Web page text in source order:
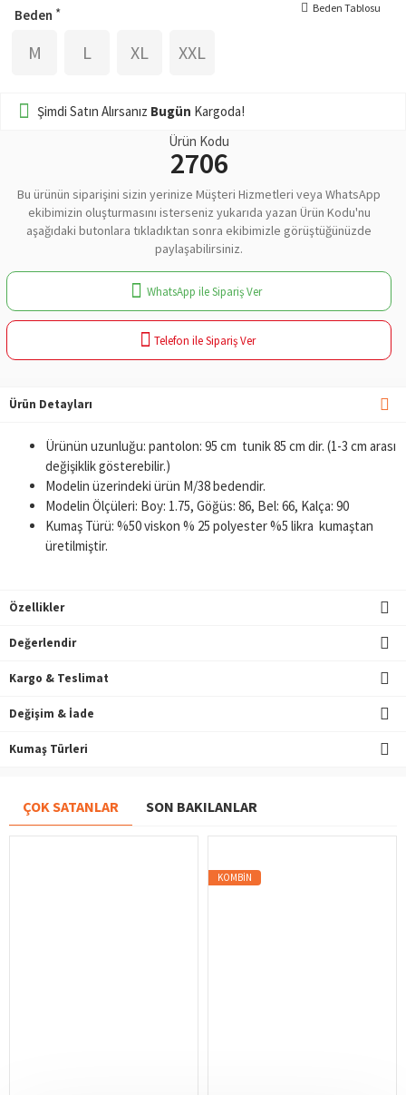
Beden
M L XL XXL
Beden Tablosu
Şimdi Satın Alırsanız Bugün Kargoda!
Ürün Kodu
2706
Bu ürünün siparişini sizin yerinize Müşteri Hizmetleri veya WhatsApp
ekibimizin oluşturmasını isterseniz yukarıda yazan Ürün Kodu'nu
aşağıdaki butonlara tıkladıktan sonra ekibimizle görüştüğünüzde
paylaşabilirsiniz.
WhatsApp ile Sipariş Ver
Telefon ile Sipariş Ver
Ürün Detayları
Ürünün uzunluğu: pantolon: 95 cm tunik 85 cm dir. (1-3 cm arası
değişiklik gösterebilir.)
Modelin üzerindeki ürün M/38 bedendir.
Modelin Ölçüleri: Boy: 1.75, Göğüs: 86, Bel: 66, Kalça: 90
Kumaş Türü: %50 viskon % 25 polyester %5 likra kumaştan
üretilmiştir.
Özellikler
Değerlendir
Kargo & Teslimat
Değişim & İade
Kumaş Türleri
ÇOK SATANLAR SON BAKILANLAR
KOMBIN